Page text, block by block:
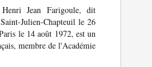
Jean Farigoule, dit
Julien-Chapteuil le 26
le 14 août 1972, est un
membre de l'Académie